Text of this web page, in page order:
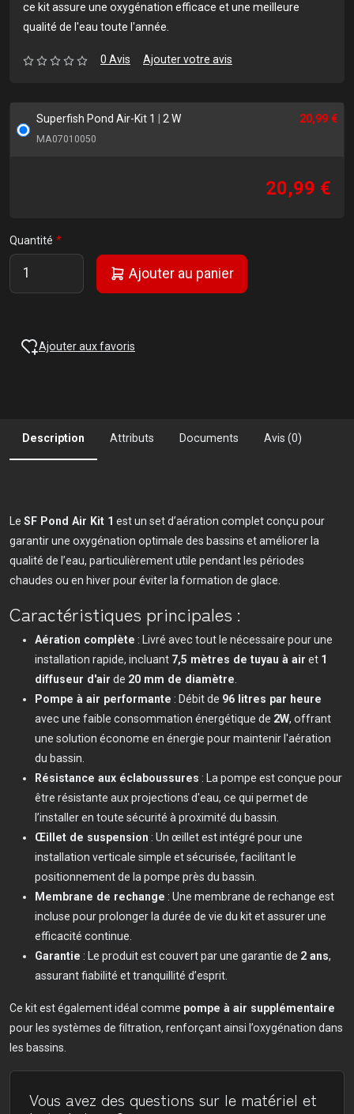
ce kit assure une oxygénation efficace et une meilleure
qualité de l'eau toute l'année.
0 Avis Ajouter votre avis
Superfish Pond Air-Kit 1 2 W
MA07010050
20,99 €
20,99 €
Quantité
Ajouter au panier
Ajouter aux favoris
Description Attributs Documents Avis (0)
Le SF Pond Air Kit 1 est un set d’aération complet conçu pour
garantir une oxygénation optimale des bassins et améliorer la
qualité de l’eau, particulièrement utile pendant les périodes
chaudes ou en hiver pour éviter la formation de glace.
Caractéristiques principales :
Aération complète : Livré avec tout le nécessaire pour une
installation rapide, incluant 7,5 mètres de tuyau à air et 1
diffuseur d'air de 20 mm de diamètre.
Pompe à air performante : Débit de 96 litres par heure
avec une faible consommation énergétique de 2W, offrant
une solution économe en énergie pour maintenir l'aération
du bassin.
Résistance aux éclaboussures : La pompe est conçue pour
être résistante aux projections d'eau, ce qui permet de
l’installer en toute sécurité à proximité du bassin.
Œillet de suspension : Un œillet est intégré pour une
installation verticale simple et sécurisée, facilitant le
positionnement de la pompe près du bassin.
Membrane de rechange : Une membrane de rechange est
incluse pour prolonger la durée de vie du kit et assurer une
efficacité continue.
Garantie : Le produit est couvert par une garantie de 2 ans,
assurant fiabilité et tranquillité d’esprit.
Ce kit est également idéal comme pompe à air supplémentaire
pour les systèmes de filtration, renforçant ainsi l’oxygénation dans
les bassins.
Vous avez des questions sur le matériel et